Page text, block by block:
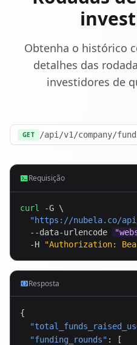
Obtenha o histórico
detalhes das
investidores de
GET /api/v1/company/
Requisição
curl
-G \
"https://nubela.co/
  --data-urlencode
  -H
"Authorization:
Resposta
{
"funding_rounds" : [